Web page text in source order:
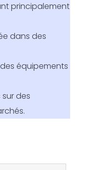
principalement
dans des
équipements
des